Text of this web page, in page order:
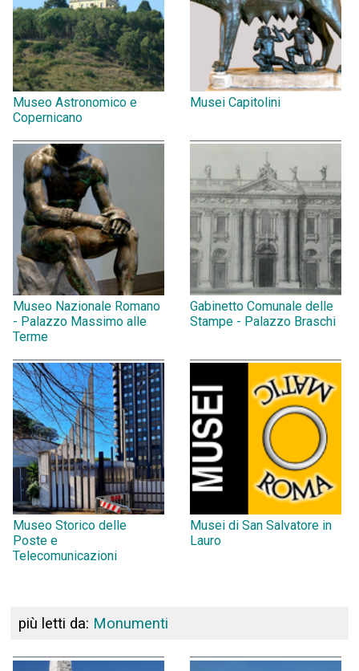
Museo Astronomico e
Copernicano
Musei Capitolini
Museo Nazionale Romano
- Palazzo Massimo alle
Terme
Gabinetto Comunale delle
Stampe - Palazzo Braschi
Museo Storico delle
Poste e
Telecomunicazioni
Musei di San Salvatore in
Lauro
più letti da: Monumenti